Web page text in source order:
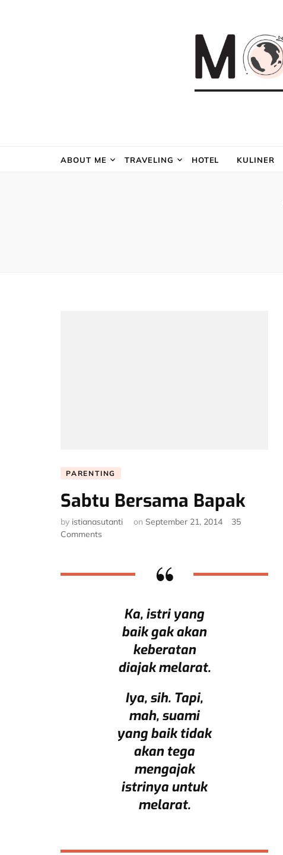
ABOUT ME TRAVELING HOTEL KULINER
PARENTING
Sabtu Bersama Bapak
by istianasutanti on September 21, 2014
35
Comments
Bapak
Ka, istri yang
baik gak akan
keberatan
diajak melarat.
Iya, sih. Tapi,
mah, suami
yang baik tidak
akan tega
mengajak
istrinya untuk
melarat.